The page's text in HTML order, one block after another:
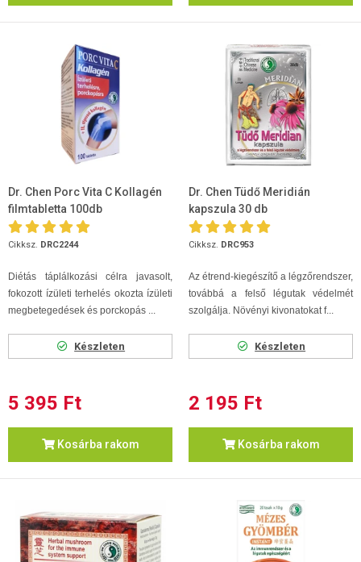
Dr. Chen Porc Vita C Kollagén
filmtabletta 100db
Cikksz. DRC2244
Diétás táplálkozási célra javasolt,
fokozott ízületi terhelés okozta ízületi
megbetegedések és porckopás ...
Készleten
5 395 Ft
Kosárba rakom
Dr. Chen Tüdő Meridián
kapszula 30 db
Cikksz. DRC953
Az étrend-kiegészítő a légzőrendszer,
továbbá a felső légutak védelmét
szolgálja. Növényi kivonatokat f...
Készleten
2 195 Ft
Kosárba rakom